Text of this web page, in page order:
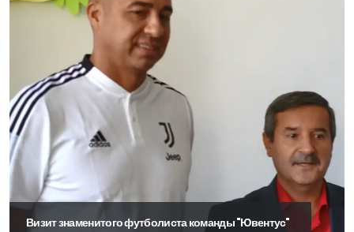
Визит знаменитого футболиста команды "Ювентус"